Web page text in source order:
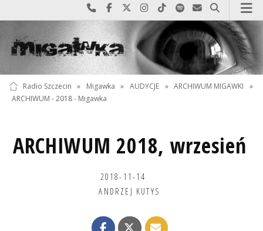
Najlepiej po prostu do nas zadzwoń
Odwiedź nas na Facebook-u
Odwiedź nas na X
Odwiedź nas na Instagram-ie
Odwiedź nas na TikTok-u
Szukaj nas na Spotify
Wyślij do nas
Szukaj
Radio Szczecin » Migawka » AUDYCJE » ARCHIWUM MIGAWKI
»
ARCHIWUM - 2018 - Migawka
ARCHIWUM 2018, wrzesień
2018-11-14
ANDRZEJ KUTYS